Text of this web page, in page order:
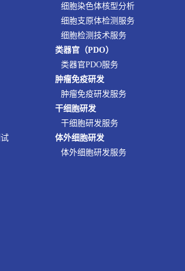
细胞染色体核型分析
细胞支原体检测服务
细胞检测技术服务
类器官（PDO）
类器官PDO服务
肿瘤免疫研发
肿瘤免疫研发服务
干细胞研发
干细胞研发服务
体外细胞研发
体外细胞研发服务